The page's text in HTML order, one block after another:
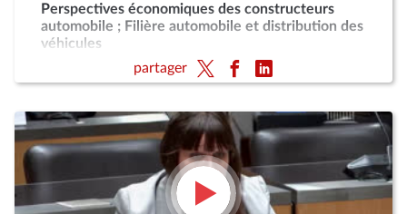
Perspectives économiques des constructeurs
automobile ; Filière automobile et distribution des
véhicules
partager